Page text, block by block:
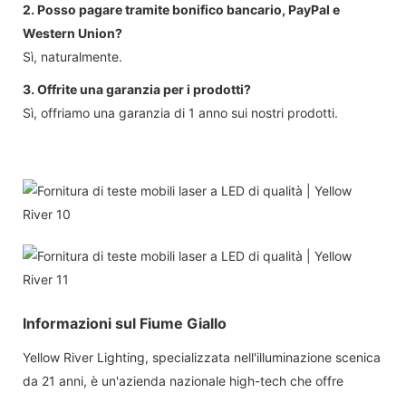
2. Posso pagare tramite bonifico bancario, PayPal e
Western Union?
Sì, naturalmente.
3. Offrite una garanzia per i prodotti?
Sì, offriamo una garanzia di 1 anno sui nostri prodotti.
Informazioni sul Fiume Giallo
Yellow River Lighting, specializzata nell'illuminazione scenica
da 21 anni, è un'azienda nazionale high-tech che offre